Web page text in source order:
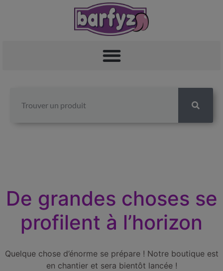
De grandes choses se
profilent à l’horizon
Quelque chose d’énorme se prépare ! Notre boutique est
en chantier et sera bientôt lancée !